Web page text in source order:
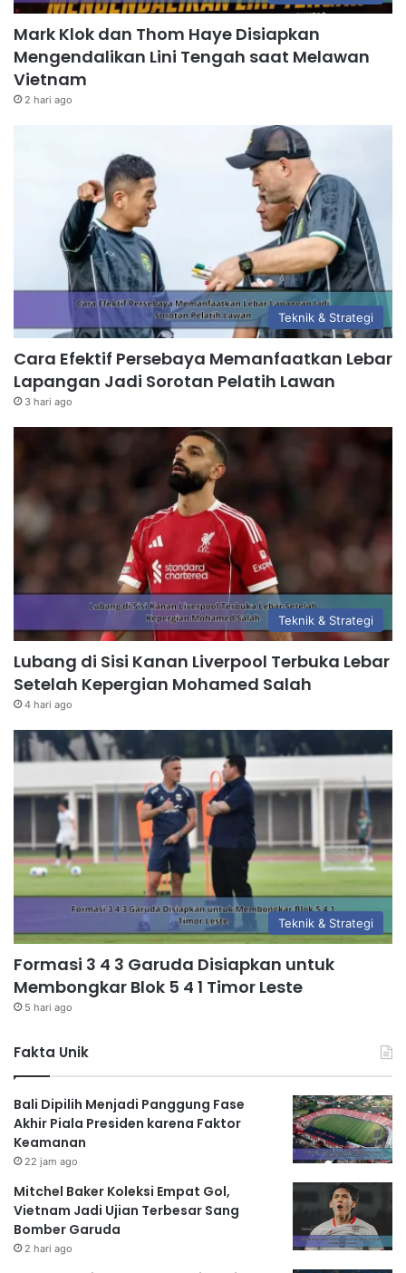
Mark Klok dan Thom Haye Disiapkan
Mengendalikan Lini Tengah saat Melawan
Vietnam
2 hari ago
Teknik & Strategi
Cara Efektif Persebaya Memanfaatkan Lebar
Lapangan Jadi Sorotan Pelatih Lawan
3 hari ago
Teknik & Strategi
Lubang di Sisi Kanan Liverpool Terbuka Lebar
Setelah Kepergian Mohamed Salah
4 hari ago
Teknik & Strategi
Formasi 3 4 3 Garuda Disiapkan untuk
Membongkar Blok 5 4 1 Timor Leste
5 hari ago
Fakta Unik
Bali Dipilih Menjadi Panggung Fase
Akhir Piala Presiden karena Faktor
Keamanan
22 jam ago
Mitchel Baker Koleksi Empat Gol,
Vietnam Jadi Ujian Terbesar Sang
Bomber Garuda
2 hari ago